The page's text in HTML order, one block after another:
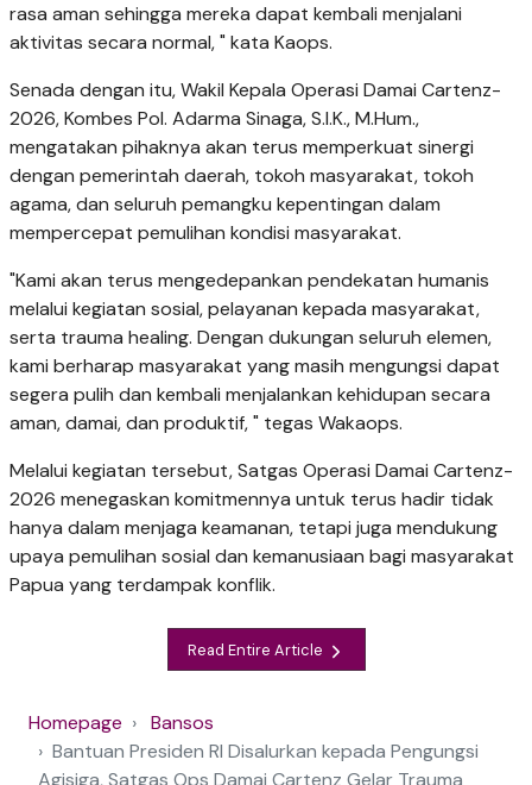
rasa aman sehingga mereka dapat kembali menjalani
aktivitas secara normal, " kata Kaops.
Senada dengan itu, Wakil Kepala Operasi Damai Cartenz-
2026, Kombes Pol. Adarma Sinaga, S.I.K., M.Hum.,
mengatakan pihaknya akan terus memperkuat sinergi
dengan pemerintah daerah, tokoh masyarakat, tokoh
agama, dan seluruh pemangku kepentingan dalam
mempercepat pemulihan kondisi masyarakat.
"Kami akan terus mengedepankan pendekatan humanis
melalui kegiatan sosial, pelayanan kepada masyarakat,
serta trauma healing. Dengan dukungan seluruh elemen,
kami berharap masyarakat yang masih mengungsi dapat
segera pulih dan kembali menjalankan kehidupan secara
aman, damai, dan produktif, " tegas Wakaops.
Melalui kegiatan tersebut, Satgas Operasi Damai Cartenz-
2026 menegaskan komitmennya untuk terus hadir tidak
hanya dalam menjaga keamanan, tetapi juga mendukung
upaya pemulihan sosial dan kemanusiaan bagi masyarakat
Papua yang terdampak konflik.
Read Entire Article
Homepage
Bansos
Bantuan Presiden RI Disalurkan kepada Pengungsi